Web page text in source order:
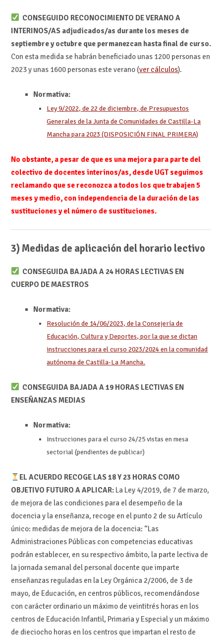
CONSEGUIDO RECONOCIMIENTO DE VERANO A
INTERINOS/AS adjudicados/as durante los meses de
septiembre y octubre que permanezcan hasta final de curso.
Con esta medida se habrán beneficiado unas 1200 personas en
2023 y unas 1600 personas este verano (ver cálculos).
Normativa:
Ley 9/2022, de 22 de diciembre, de Presupuestos
Generales de la Junta de Comunidades de Castilla-La
Mancha para 2023 (DISPOSICIÓN FINAL PRIMERA)
No obstante, a pesar de que es una mejora para parte del
colectivo de docentes interinos/as, desde UGT seguimos
reclamando que se reconozca a todos los que trabajen 5
meses y medio, con independencia de la duración de las
sustituciones y el número de sustituciones.
3) Medidas de aplicación del horario lectivo
CONSEGUIDA BAJADA A 24 HORAS LECTIVAS EN
CUERPO DE MAESTROS
Normativa:
Resolución de 14/06/2023, de la Consejería de
Educación, Cultura y Deportes, por la que se dictan
instrucciones para el curso 2023/2024 en la comunidad
autónoma de Castilla-La Mancha.
CONSEGUIDA BAJADA A 19 HORAS LECTIVAS EN
ENSEÑANZAS MEDIAS
Normativa:
Instrucciones para el curso 24/25 vistas en mesa
sectorial (pendientes de publicar)
EL ACUERDO RECOGE LAS 18 Y 23 HORAS COMO
OBJETIVO FUTURO A APLICAR:La Ley 4/2019, de 7 de marzo,
de mejora de las condiciones para el desempeño de la
docencia y la enseñanza, recoge en el punto 2 de su Artículo
único: medidas de mejora de la docencia: “Las
Administraciones Públicas con competencias educativas
podrán establecer, en su respectivo ámbito, la parte lectiva de
la jornada semanal del personal docente que imparte
enseñanzas reguladas en la Ley Orgánica 2/2006, de 3 de
mayo, de Educación, en centros públicos, recomendándose
con carácter ordinario un máximo de veintitrés horas en los
centros de Educación Infantil, Primaria y Especial y un máximo
de dieciocho horas en los centros que impartan el resto de